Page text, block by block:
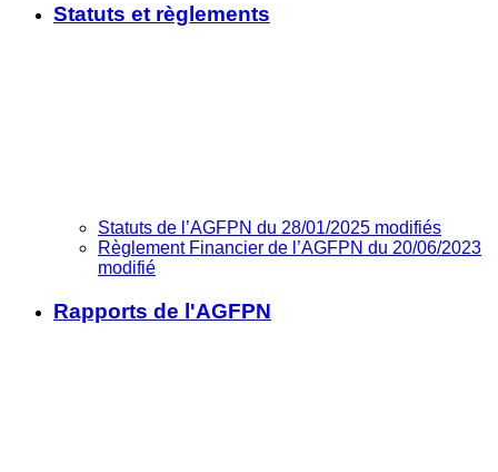
Statuts et règlements
Statuts de l’AGFPN du 28/01/2025 modifiés
Règlement Financier de l’AGFPN du 20/06/2023
modifié
Rapports de l'AGFPN